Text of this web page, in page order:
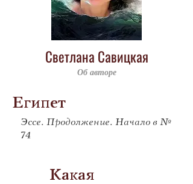
Светлана Савицкая
Об авторе
Египет
Эссе. Продолжение. Начало в №
74
Какая